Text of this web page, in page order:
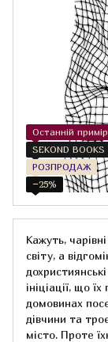
Останній
SEKOND BOOKS
РОЗПРОДАЖ
−25%
Кажуть,
світу, а
ініціації, що
домовинах
дівчини та
місто. Проте